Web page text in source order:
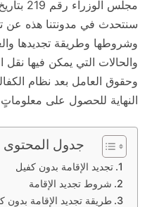
سنتحدث في مدونتنا هذه عن
وشروطها وطريقة تجديدها
والحالات التي يمكن فيها نقل
وحقوق العامل بعد نظام
النهاية للحصول على معلوماتٍ
جدول المحتوى
تجديد الإقامة بدون كفيل
شروط تجديد الإقامة
طريقة تجديد الإقامة بدون